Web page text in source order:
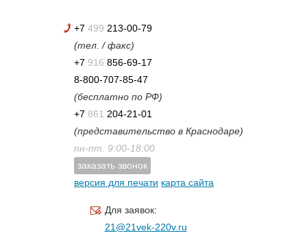
+7 499 213-00-79
(тел. / факс)
+7 916 856-69-17
8-800-707-85-47
(бесплатно по РФ)
+7 861 204-21-01
(представительство в Краснодаре)
пн-пт. 9:00-18:00
заказать звонок
версия для печати карта сайта
Для заявок:
21@21vek-220v.ru